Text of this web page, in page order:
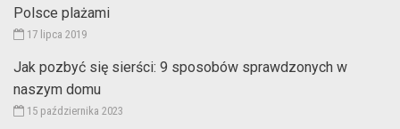
Polsce plażami
17 lipca 2019
Jak pozbyć się sierści: 9 sposobów sprawdzonych w
naszym domu
15 października 2023